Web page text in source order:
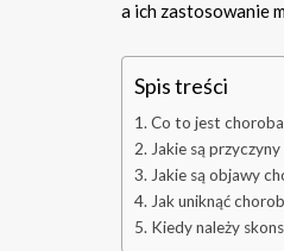
a ich zastosowanie
Spis treści
Co to jest
Jakie są
Jakie są objawy
Jak uniknąć
Kiedy należy